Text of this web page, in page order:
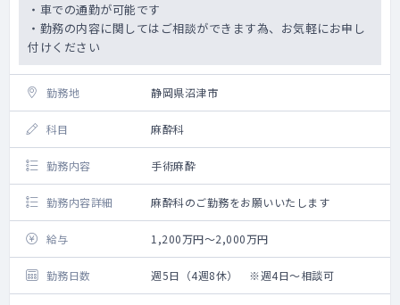
・車での通勤が可能です
・勤務の内容に関してはご相談ができます為、お気軽にお申し
付けください
勤務地 静岡県沼津市
科目 麻酔科
勤務内容 手術麻酔
勤務内容詳細 麻酔科のご勤務をお願いいたします
給与 1,200万円～2,000万円
勤務日数 週5日（4週8休） ※週4日～相談可